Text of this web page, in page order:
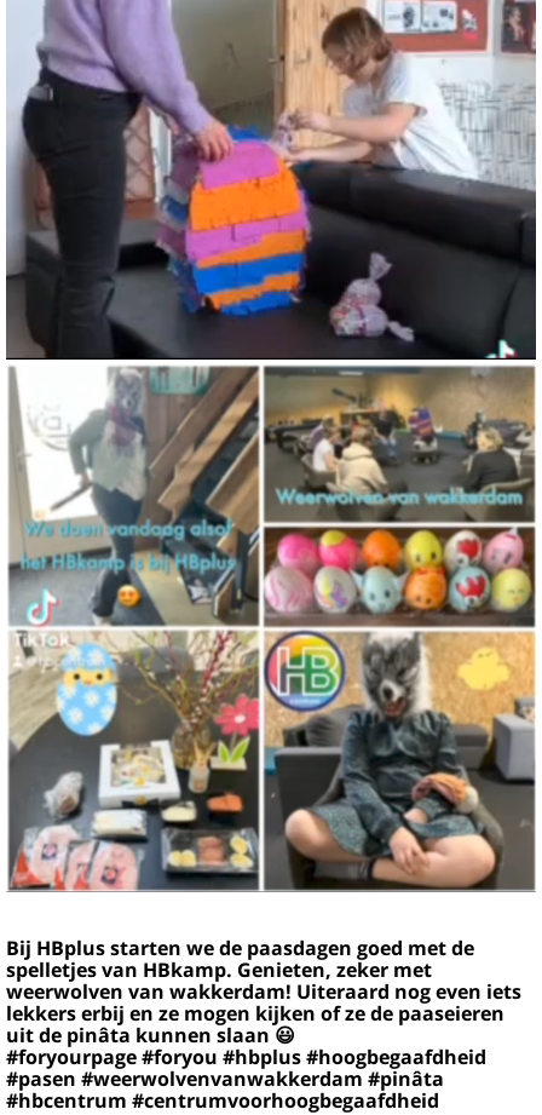
Bij HBplus starten we de paasdagen goed met de
spelletjes van HBkamp. Genieten, zeker met
weerwolven van wakkerdam! Uiteraard nog even iets
lekkers erbij en ze mogen kijken of ze de paaseieren
uit de pinâta kunnen slaan 😃
#foryourpage #foryou #hbplus #hoogbegaafdheid
#pasen #weerwolvenvanwakkerdam #pinâta
#hbcentrum #centrumvoorhoogbegaafdheid